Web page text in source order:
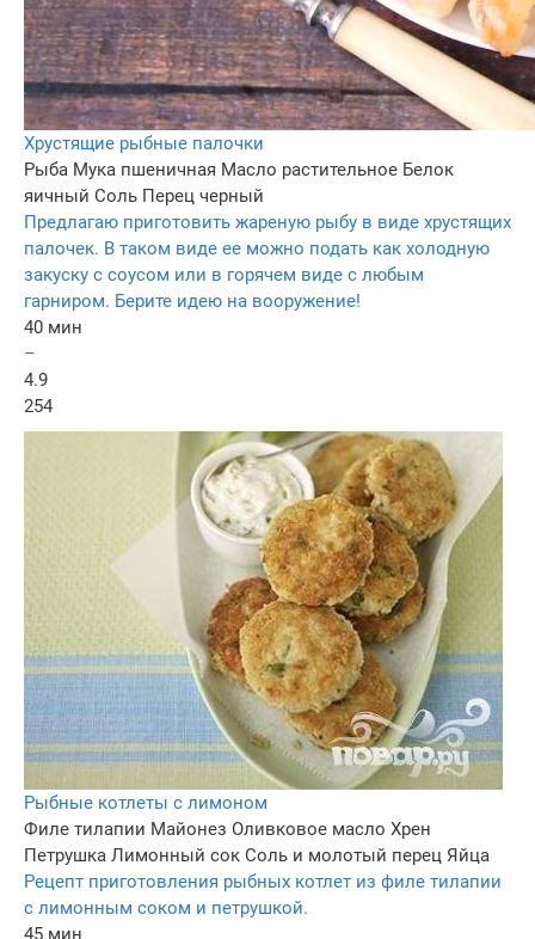
Хрустящие рыбные палочки
Рыба Мука пшеничная Масло растительное Белок
яичный Соль Перец черный
Предлагаю приготовить жареную рыбу в виде хрустящих
палочек. В таком виде ее можно подать как холодную
закуску с соусом или в горячем виде с любым
гарниром. Берите идею на вооружение!
40 мин
–
4.9
254
Рыбные котлеты с лимоном
Филе тилапии Майонез Оливковое масло Хрен
Петрушка Лимонный сок Соль и молотый перец Яйца
Рецепт приготовления рыбных котлет из филе тилапии
с лимонным соком и петрушкой.
45 мин